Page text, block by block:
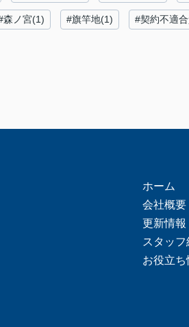
森ノ宮(1) #旗竿地(1) #契約不適
ホーム
会社概要
更新情報
スタッフ
お役立ち